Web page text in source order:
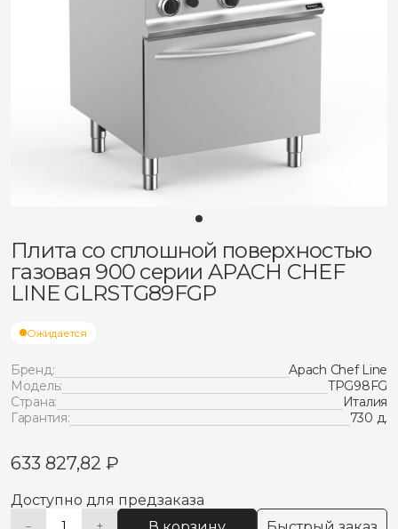
Плита со сплошной поверхностью
газовая 900 серии APACH CHEF
LINE GLRSTG89FGP
Ожидается
Бренд:
Apach Chef Line
Модель:
TPG98FG
Страна:
Италия
Гарантия:
730 д.
633 827,82 ₽
Доступно для предзаказа